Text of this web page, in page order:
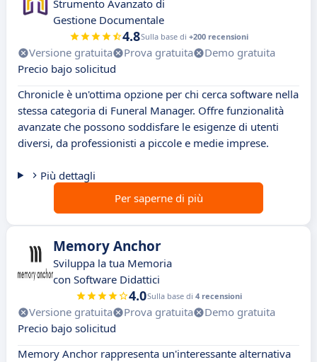
Strumento Avanzato di
Gestione Documentale
4.8Sulla base di +200 recensioni
Versione gratuita Prova gratuita
Demo gratuita
Precio bajo solicitud
Chronicle è un'ottima opzione per chi cerca software nella
stessa categoria di Funeral Manager. Offre funzionalità
avanzate che possono soddisfare le esigenze di utenti
diversi, da professionisti a piccole e medie imprese.
Più dettagli
Per saperne di più
Memory Anchor
Sviluppa la tua Memoria
con Software Didattici
4.0Sulla base di 4 recensioni
Versione gratuita Prova gratuita
Demo gratuita
Precio bajo solicitud
Memory Anchor rappresenta un'interessante alternativa